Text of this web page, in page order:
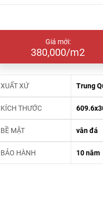
Giá mới:
380,000/m2
XUẤT XỨ Trung
KÍCH THƯỚC
BỀ MẶT vân đá
BẢO HÀNH 10 năm